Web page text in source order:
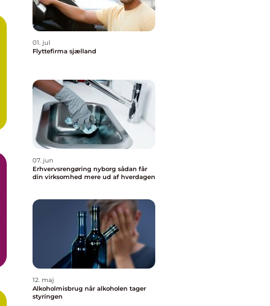
01. jul
Flyttefirma sjælland
07. jun
Erhvervsrengøring nyborg sådan får
din virksomhed mere ud af hverdagen
12. maj
Alkoholmisbrug når alkoholen tager
styringen